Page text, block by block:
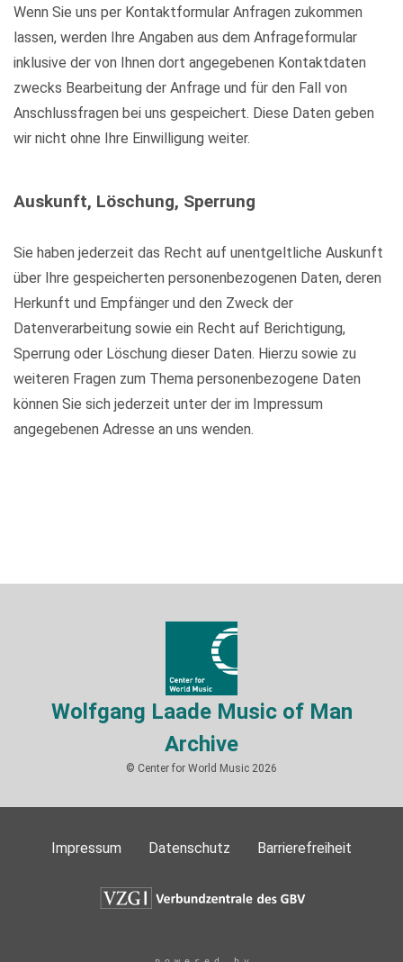
Wenn Sie uns per Kontaktformular Anfragen zukommen
lassen, werden Ihre Angaben aus dem Anfrageformular
inklusive der von Ihnen dort angegebenen Kontaktdaten
zwecks Bearbeitung der Anfrage und für den Fall von
Anschlussfragen bei uns gespeichert. Diese Daten geben
wir nicht ohne Ihre Einwilligung weiter.
Auskunft, Löschung, Sperrung
Sie haben jederzeit das Recht auf unentgeltliche Auskunft
über Ihre gespeicherten personenbezogenen Daten, deren
Herkunft und Empfänger und den Zweck der
Datenverarbeitung sowie ein Recht auf Berichtigung,
Sperrung oder Löschung dieser Daten. Hierzu sowie zu
weiteren Fragen zum Thema personenbezogene Daten
können Sie sich jederzeit unter der im Impressum
angegebenen Adresse an uns wenden.
Wolfgang Laade Music of Man
Archive
© Center for World Music 2026
Impressum Datenschutz Barrierefreiheit